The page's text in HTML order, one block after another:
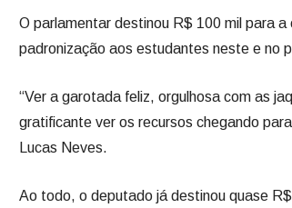
O parlamentar destinou R$ 100 mil para
padronização aos estudantes neste e no
“Ver a garotada feliz, orgulhosa com as
gratificante ver os recursos chegando
Lucas Neves.
Ao todo, o deputado já destinou quase